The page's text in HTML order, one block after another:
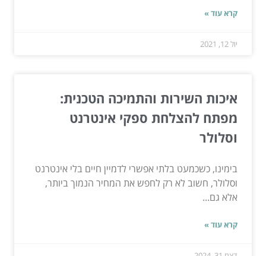
קרא עוד »
יול 12, 2021
איכות השירות והתמיכה הטכנית:
מפתח להצלחת ספקי אינטרנט
וסלולר
בימינו, כשכמעט בלתי אפשרי לדמיין חיים בלי אינטרנט
וסלולר, חשוב לא רק לחפש את המחיר הנמוך ביותר,
אלא גם...
קרא עוד »